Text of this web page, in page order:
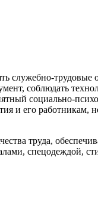
служебно-трудовые
соблюдать
социально-
и его работникам,
труда,
спецодеждой,